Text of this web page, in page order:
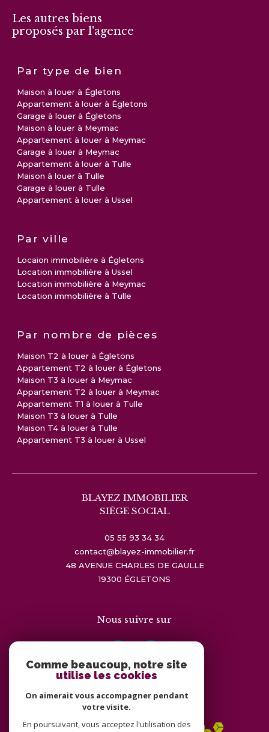
Les autres biens
proposés par l'agence
Par type de bien
Maison à louer à Égletons
Appartement à louer à Égletons
Garage à louer à Égletons
Maison à louer à Meymac
Appartement à louer à Meymac
Garage à louer à Meymac
Appartement à louer à Tulle
Maison à louer à Tulle
Garage à louer à Tulle
Appartement à louer à Ussel
Par ville
Locaion immobilière à Égletons
Location immobilière à Ussel
Location immobilière à Meymac
Location immobilière à Tulle
Par nombre de pièces
Maison T2 à louer à Égletons
Appartement T2 à louer à Égletons
Maison T3 à louer à Meymac
Appartement T2 à louer à Meymac
Appartement T1 à louer à Tulle
Maison T3 à louer à Tulle
Maison T4 à louer à Tulle
Appartement T3 à louer à Ussel
BLAYEZ IMMOBILIER
SIÈGE SOCIAL
05 55 93 34 34
contact@blayez-immobilier.fr
48 AVENUE CHARLES DE GAULLE
19300
ÉGLETONS
Nous suivre sur
Adhérents
Comme beaucoup, notre site
utilise les cookies
On aimerait vous accompagner pendant
votre visite.
En poursuivant, vous acceptez l'utilisation des